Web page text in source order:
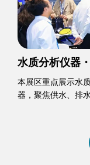
水质分析仪器
本展区重点展示水
器，聚焦供水、排